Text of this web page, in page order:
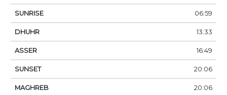
06:59
13:33
16:49
20:06
20:06